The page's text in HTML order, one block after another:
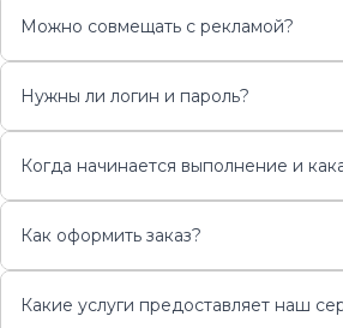
Можно совмещать с рекламой?
Нужны ли логин и пароль?
Когда начинается выполнение и
Как оформить заказ?
Какие услуги предоставляет наш